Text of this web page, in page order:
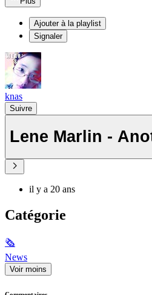
Ajouter à la playlist
Signaler
knas
Suivre
Lene Marlin -
il y a 20 ans
Catégorie
🗞
News
Voir moins